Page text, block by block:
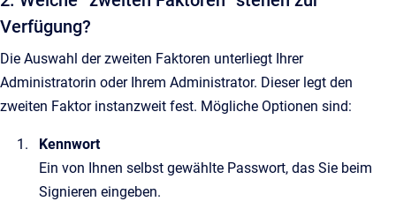
Verfügung?
Die Auswahl der zweiten Faktoren unterliegt Ihrer
Administratorin oder Ihrem Administrator. Dieser legt den
zweiten Faktor instanzweit fest. Mögliche Optionen sind:
Kennwort
Ein von Ihnen selbst gewählte Passwort, das Sie beim
Signieren eingeben.